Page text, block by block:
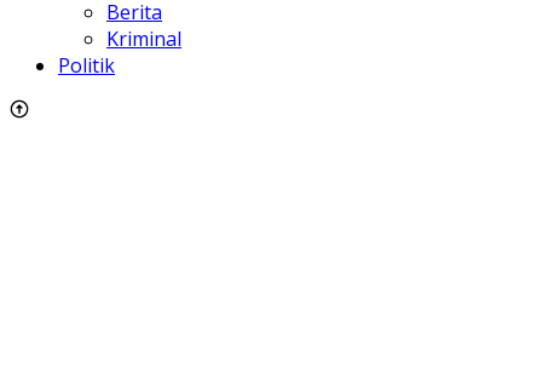
Berita
Kriminal
Politik